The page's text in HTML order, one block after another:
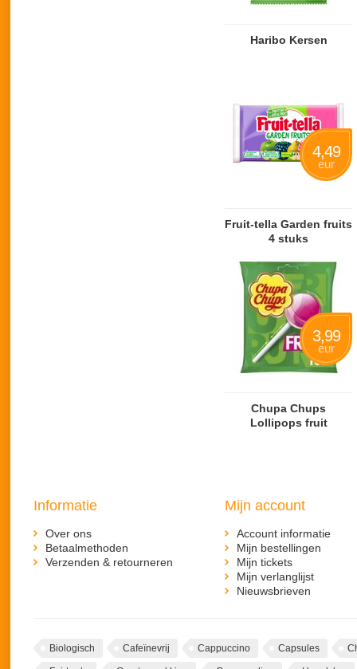
Haribo Kersen
Fruit-tella Garden fruits
4 stuks
4,49
eur
Chupa Chups
Lollipops fruit
3,99
eur
Informatie
Over ons
Betaalmethoden
Verzenden & retourneren
Mijn account
Account informatie
Mijn bestellingen
Mijn tickets
Mijn verlanglijst
Nieuwsbrieven
Biologisch Cafeïnevrij Cappuccino Capsules